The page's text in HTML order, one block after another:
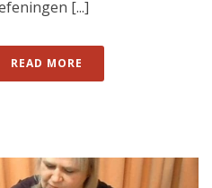
[...]
READ MORE